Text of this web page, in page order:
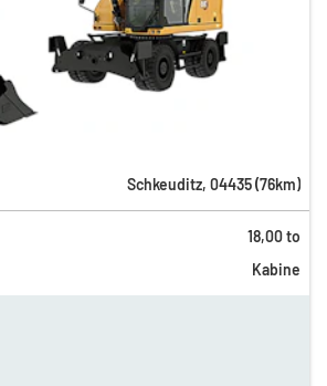
Schkeuditz, 04435(76km)
18,00 to
Kabine